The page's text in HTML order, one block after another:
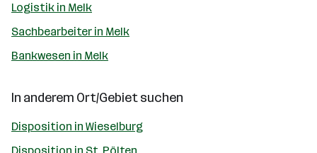
Logistik in Melk
Sachbearbeiter in Melk
Bankwesen in Melk
In anderem Ort/Gebiet suchen
Disposition in Wieselburg